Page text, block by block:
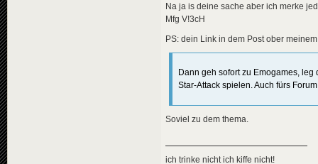
Na ja is deine sache aber ich merke
Mfg V!3cH
PS: dein Link in dem Post ober
Dann geh sofort zu Emogames,
Star-Attack spielen. Auch fürs
Soviel zu dem thema.
ich trinke nicht ich kiffe nicht!